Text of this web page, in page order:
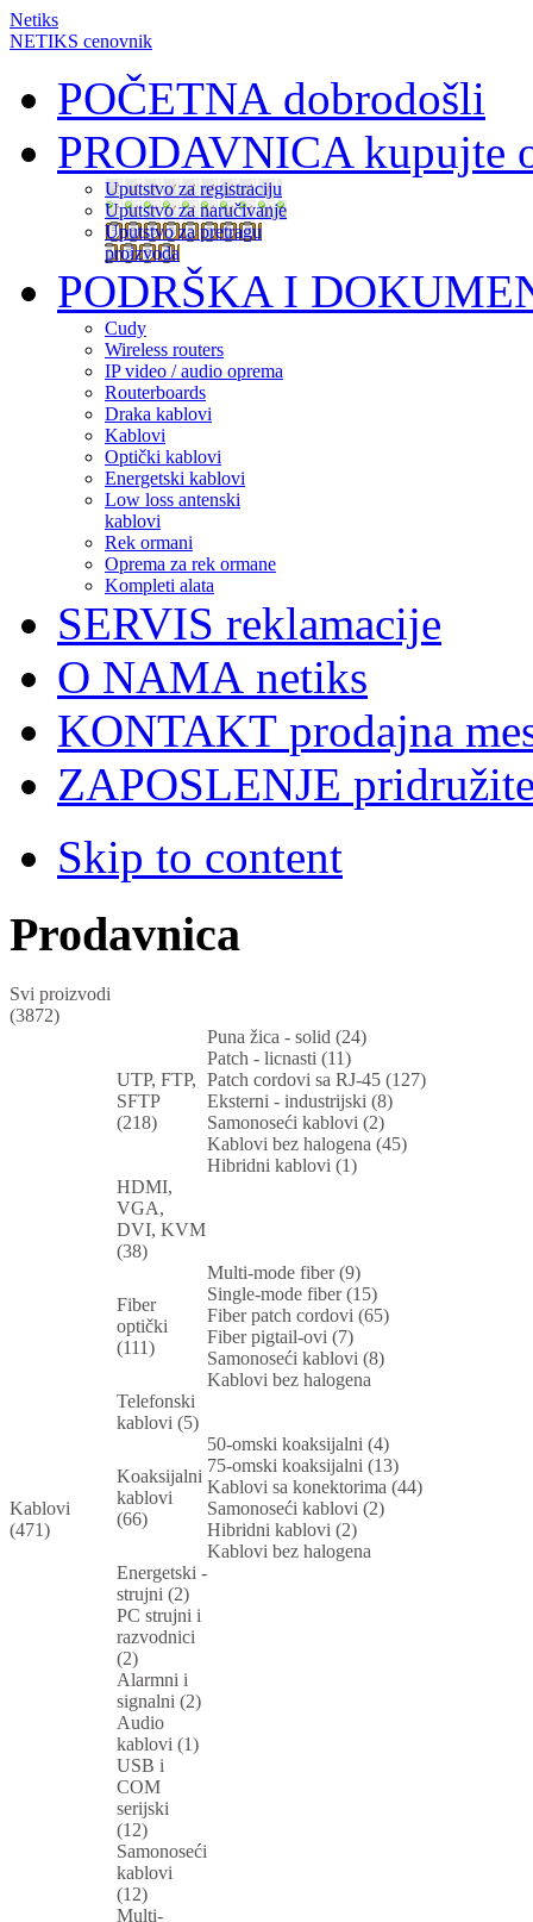
Netiks
NETIKS cenovnik
POČETNA dobrodošli
PRODAVNICAkupujte
Uputstvo za registraciju
Uputstvo za naručivanje
Uputstvo za pretragu
proizvoda
PODRŠKA I
Cudy
Wireless routers
IP video / audio oprema
Routerboards
Draka kablovi
Kablovi
Optički kablovi
Energetski kablovi
Low loss antenski
kablovi
Rek ormani
Oprema za rek ormane
Kompleti alata
SERVIS reklamacije
O NAMA netiks
KONTAKT prodajna
ZAPOSLENJE
Skip to content
Prodavnica
Svi proizvodi
(3872)
Kablovi
(471)
UTP, FTP,
SFTP
(218)
Puna žica - solid (24)
Patch - licnasti (11)
Patch cordovi sa RJ-45 (127)
Eksterni - industrijski (8)
Samonoseći kablovi (2)
Kablovi bez halogena (45)
Hibridni kablovi (1)
HDMI,
VGA,
DVI, KVM
(38)
Fiber
optički
(111)
Multi-mode fiber (9)
Single-mode fiber (15)
Fiber patch cordovi (65)
Fiber pigtail-ovi (7)
Samonoseći kablovi (8)
Kablovi bez halogena
Telefonski
kablovi (5)
Koaksijalni
kablovi
(66)
50-omski koaksijalni (4)
75-omski koaksijalni (13)
Kablovi sa konektorima (44)
Samonoseći kablovi (2)
Hibridni kablovi (2)
Kablovi bez halogena
Energetski -
strujni (2)
PC strujni i
razvodnici
(2)
Alarmni i
signalni (2)
Audio
kablovi (1)
USB i
COM
serijski
(12)
Samonoseći
kablovi
(12)
Multi-